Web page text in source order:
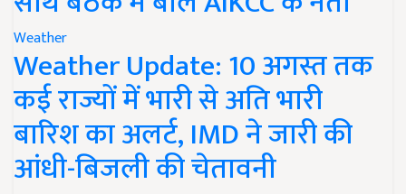
Weather
Weather Update: 10 अगस्त तक
कई राज्यों में भारी से अति भारी
बारिश का अलर्ट, IMD ने जारी की
आंधी-बिजली की चेतावनी